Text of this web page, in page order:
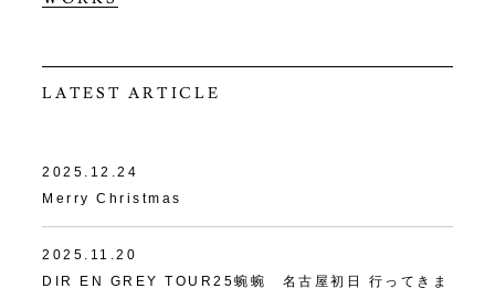
LATEST ARTICLE
2025.12.24
Merry Christmas
2025.11.20
DIR EN GREY TOUR25蜿蜿 名古屋初日 行ってきま